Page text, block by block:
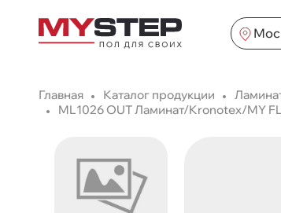
Главная Каталог продукции
ML1026 OUT Ламинат/Kronotex/MY